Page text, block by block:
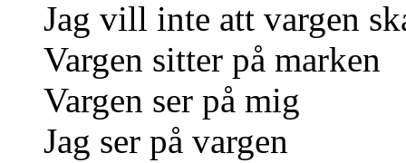
Jag vill inte att vargen
Vargen sitter på marken
Vargen ser på mig
Jag ser på vargen